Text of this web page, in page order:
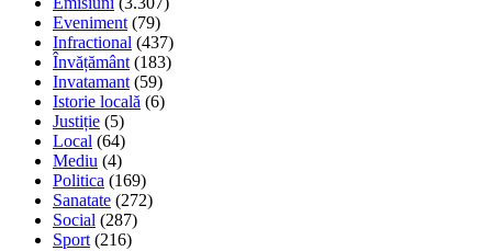
Eveniment (79)
Infractional (437)
Învățământ (183)
Invatamant (59)
Istorie locală (6)
Justiție (5)
Local (64)
Mediu (4)
Politica (169)
Sanatate (272)
Social (287)
Sport (216)